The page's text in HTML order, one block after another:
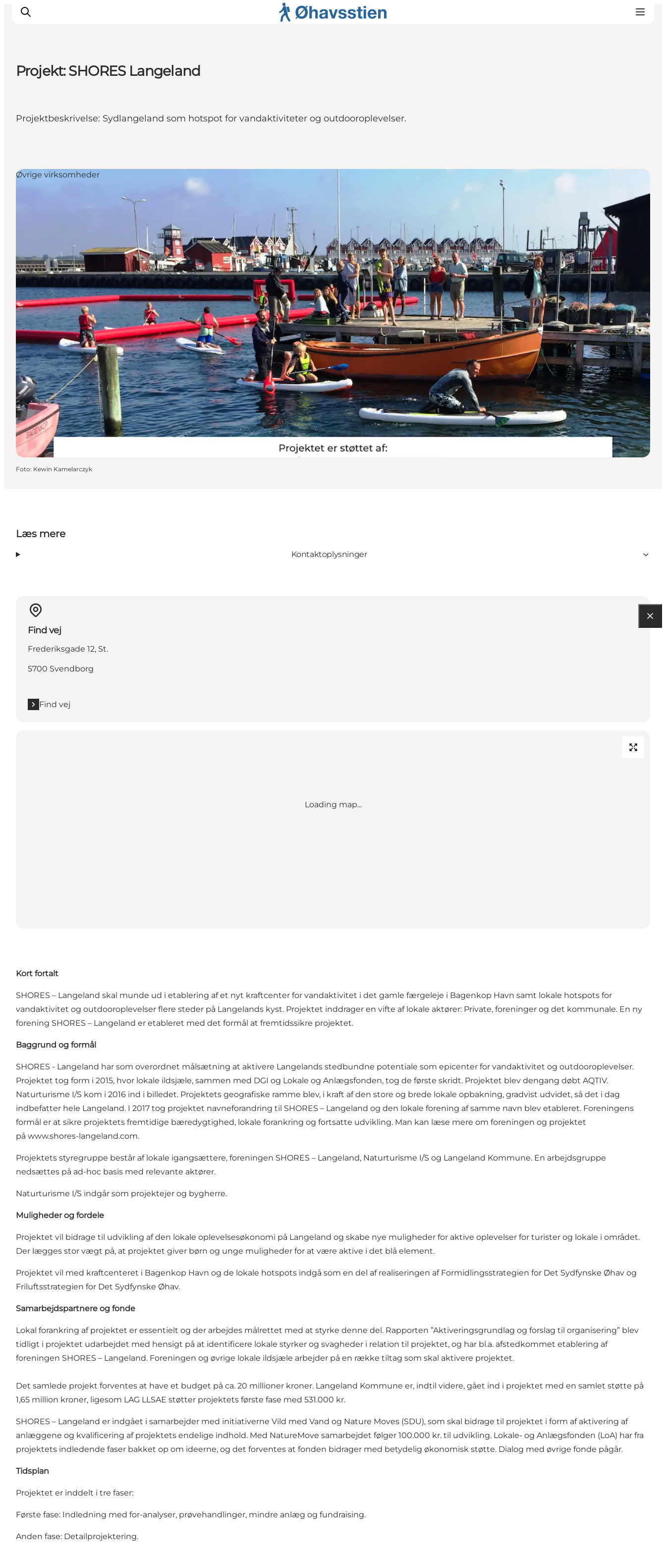
Planlægning
Projekt: SHORES Langeland
Projektbeskrivelse: Sydlangeland som hotspot for vandaktiviteter og outdooroplevelser.
Øvrige virksomheder
Foto: Kewin Kamelarczyk
Læs mere
Kontaktoplysninger
Find vej
Frederiksgade 12, St.
5700 Svendborg
Find vej
Loading map...
Kort fortalt
SHORES – Langeland skal munde ud i etablering af et nyt kraftcenter for vandaktivitet i det gamle færgeleje i Bagenkop Havn samt lokale hotspots for
vandaktivitet og outdooroplevelser flere steder på Langelands kyst. Projektet inddrager en vifte af lokale aktører: Private, foreninger og det kommunale. En ny
forening SHORES – Langeland er etableret med det formål at fremtidssikre projektet.
Baggrund og formål
SHORES - Langeland har som overordnet målsætning at aktivere Langelands stedbundne potentiale som epicenter for vandaktivitet og outdooroplevelser.
Projektet tog form i 2015, hvor lokale ildsjæle, sammen med DGI og Lokale og Anlægsfonden, tog de første skridt. Projektet blev dengang døbt AQTIV.
Naturturisme I/S kom i 2016 ind i billedet. Projektets geografiske ramme blev, i kraft af den store og brede lokale opbakning, gradvist udvidet, så det i dag
indbefatter hele Langeland. I 2017 tog projektet navneforandring til SHORES – Langeland og den lokale forening af samme navn blev etableret. Foreningens
formål er at sikre projektets fremtidige bæredygtighed, lokale forankring og fortsatte udvikling. Man kan læse mere om foreningen og projektet
på www.shores-langeland.com.
Projektets styregruppe består af lokale igangsættere, foreningen SHORES – Langeland, Naturturisme I/S og Langeland Kommune. En arbejdsgruppe
nedsættes på ad-hoc basis med relevante aktører.
Naturturisme I/S indgår som projektejer og bygherre.
Muligheder og fordele
Projektet vil bidrage til udvikling af den lokale oplevelsesøkonomi på Langeland og skabe nye muligheder for aktive oplevelser for turister og lokale i området.
Der lægges stor vægt på, at projektet giver børn og unge muligheder for at være aktive i det blå element.
Projektet vil med kraftcenteret i Bagenkop Havn og de lokale hotspots indgå som en del af realiseringen af Formidlingsstrategien for Det Sydfynske Øhav og
Friluftsstrategien for Det Sydfynske Øhav.
Samarbejdspartnere og fonde
Lokal forankring af projektet er essentielt og der arbejdes målrettet med at styrke denne del. Rapporten ”Aktiveringsgrundlag og forslag til organisering” blev
tidligt i projektet udarbejdet med hensigt på at identificere lokale styrker og svagheder i relation til projektet, og har bl.a. afstedkommet etablering af
foreningen SHORES – Langeland. Foreningen og øvrige lokale ildsjæle arbejder på en række tiltag som skal aktivere projektet.
Det samlede projekt forventes at have et budget på ca. 20 millioner kroner. Langeland Kommune er, indtil videre, gået ind i projektet med en samlet støtte på
1,65 million kroner, ligesom LAG LLSAE støtter projektets første fase med 531.000 kr.
SHORES – Langeland er indgået i samarbejder med initiativerne Vild med Vand og Nature Moves (SDU), som skal bidrage til projektet i form af aktivering af
anlæggene og kvalificering af projektets endelige indhold. Med NatureMove samarbejdet følger 100.000 kr. til udvikling. Lokale- og Anlægsfonden (LoA) har fra
projektets indledende faser bakket op om ideerne, og det forventes at fonden bidrager med betydelig økonomisk støtte. Dialog med øvrige fonde pågår.
Tidsplan
Projektet er inddelt i tre faser:
Første fase: Indledning med for-analyser, prøvehandlinger, mindre anlæg og fundraising.
Anden fase: Detailprojektering.